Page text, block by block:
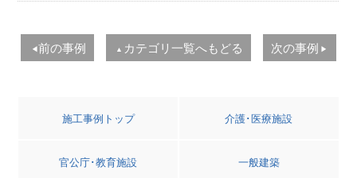
◀前の事例 ▲ カテゴリ一覧へもどる 次の事例 ▶
施工事例トップ 介護･医療施設
官公庁･教育施設 一般建築